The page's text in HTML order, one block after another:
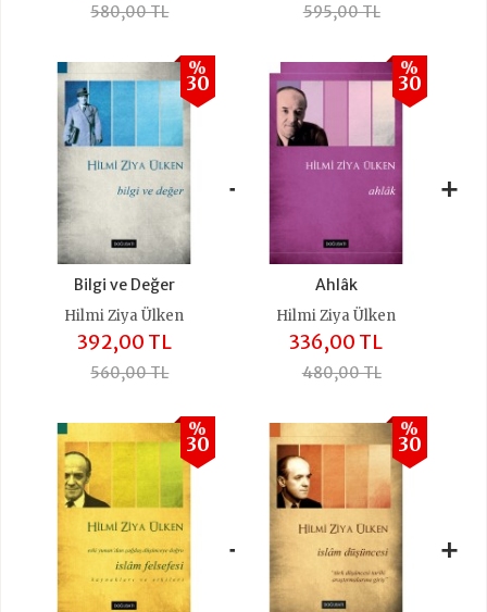
580,00 TL 595,00 TL
Bilgi ve Değer
%
30
Hilmi Ziya Ülken
392,00 TL
560,00 TL
+
Ahlâk
%
30
Hilmi Ziya Ülken
336,00 TL
480,00 TL
+
%
30
+
%
30
+